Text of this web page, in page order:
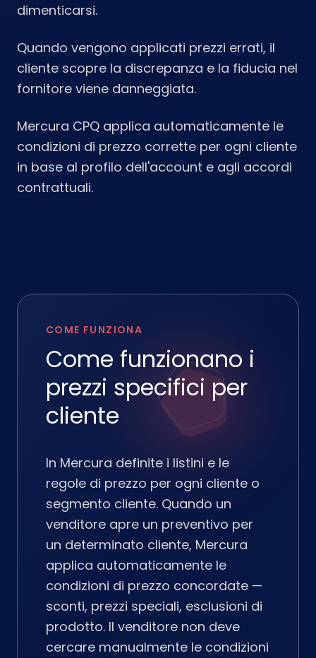
dimenticarsi.
Quando vengono applicati prezzi errati, il
cliente scopre la discrepanza e la fiducia nel
fornitore viene danneggiata.
Mercura CPQ applica automaticamente le
condizioni di prezzo corrette per ogni cliente
in base al profilo dell'account e agli accordi
contrattuali.
COME FUNZIONA
Come funzionano i
prezzi specifici per
cliente
In Mercura definite i listini e le
regole di prezzo per ogni cliente o
segmento cliente. Quando un
venditore apre un preventivo per
un determinato cliente, Mercura
applica automaticamente le
condizioni di prezzo concordate —
sconti, prezzi speciali, esclusioni di
prodotto. Il venditore non deve
cercare manualmente le condizioni